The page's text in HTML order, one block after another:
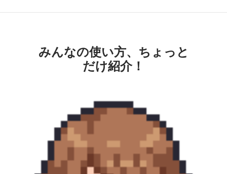
みんなの使い方、ちょっと
だけ紹介！